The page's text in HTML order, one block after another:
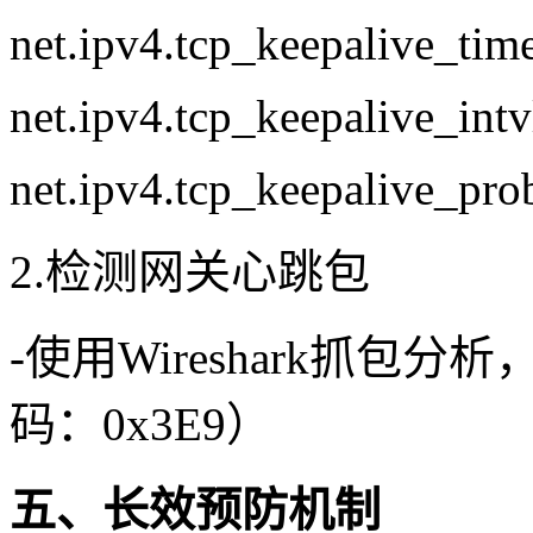
2.检测网关心跳包
-使用Wireshark抓包分析
码：0x3E9）
五、长效预防机制